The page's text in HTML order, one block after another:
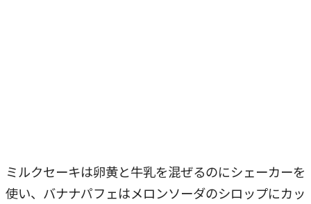
ミルクセーキは卵黄と牛乳を混ぜるのにシェーカーを
使い、バナナパフェはメロンソーダのシロップにカッ